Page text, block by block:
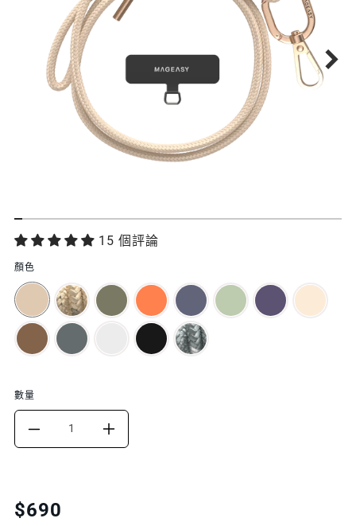
功
能
特
色
15 個評論
Translation
missing:
$690
顏色
數量
DECREASE
FOR
INCREASE